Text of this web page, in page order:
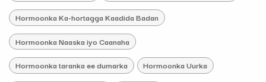
Hormoonka Ka-hortagga Kaadida Badan
Hormoonka Naaska iyo Caanaha
Hormoonka taranka ee dumarka Hormoonka Uurka